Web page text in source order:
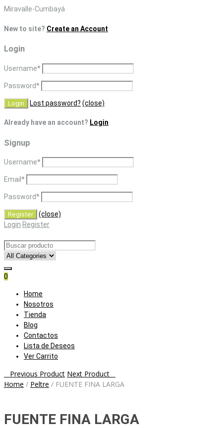
Skip
content
Miravalle-Cumbayá
New to site? Create an Account
Login
Username*
Password*
Lost password? (close)
Already have an account? Login
Signup
Username*
Email *
Password*
(close)
Login Register
0
Skip
content
Home
Nosotros
Tienda
Blog
Contactos
Lista de Deseos
Ver Carrito
Post
navigation
Previous Product Next Product
Home / Peltre / FUENTE FINA LARGA
FUENTE FINA LARGA